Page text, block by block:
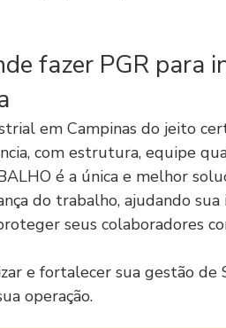
fazer PGR para
em Campinas do jeito
com estrutura, equipe
é a única e melhor
do trabalho, ajudando
seus colaboradores
e fortalecer sua gestão de
operação.